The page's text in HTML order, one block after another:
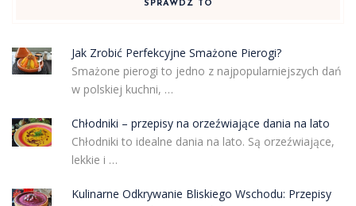
SPRAWDŹ TO
Jak Zrobić Perfekcyjne Smażone Pierogi?
Smażone pierogi to jedno z najpopularniejszych dań
w polskiej kuchni, …
Chłodniki – przepisy na orzeźwiające dania na lato
Chłodniki to idealne dania na lato. Są orzeźwiające,
lekkie i …
Kulinarne Odkrywanie Bliskiego Wschodu: Przepisy